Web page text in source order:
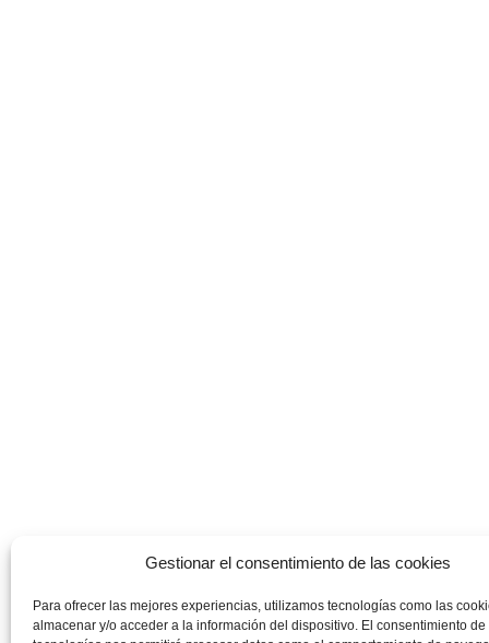
Gestionar el consentimiento de las cookies
Para ofrecer las mejores experiencias, utilizamos tecnologías como las
almacenar y/o acceder a la información del dispositivo. El consentimiento de